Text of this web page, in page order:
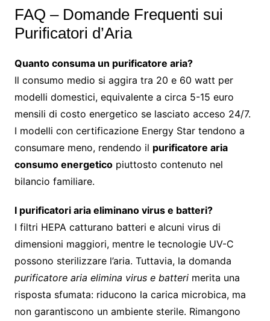
FAQ – Domande Frequenti sui
Purificatori d’Aria
Quanto consuma un purificatore aria?
Il consumo medio si aggira tra 20 e 60 watt per
modelli domestici, equivalente a circa 5-15 euro
mensili di costo energetico se lasciato acceso 24/7.
I modelli con certificazione Energy Star tendono a
consumare meno, rendendo il purificatore aria
consumo energeticopiuttosto contenuto nel
bilancio familiare.
I purificatori aria eliminano virus e batteri?
I filtri HEPA catturano batteri e alcuni virus di
dimensioni maggiori, mentre le tecnologie UV-C
possono sterilizzare l’aria. Tuttavia, la domanda
purificatore aria elimina virus e batterimerita una
risposta sfumata: riducono la carica microbica, ma
non garantiscono un ambiente sterile. Rimangono